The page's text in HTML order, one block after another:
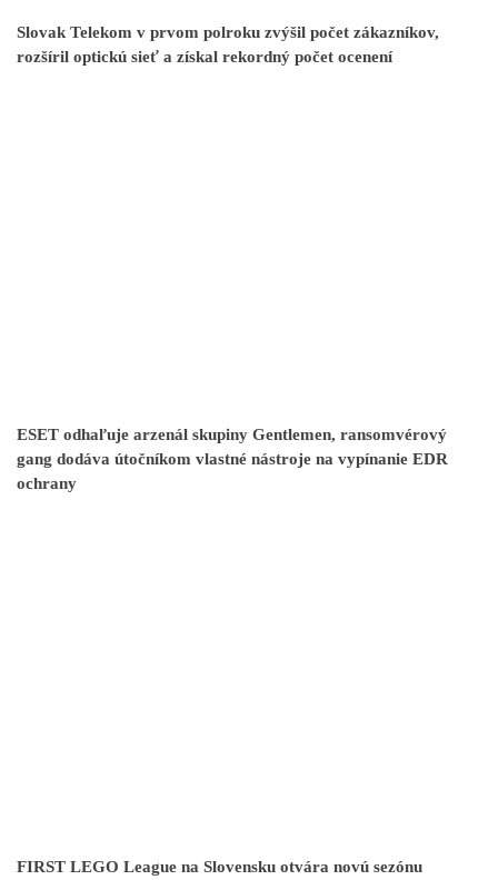
Slovak Telekom v prvom polroku zvýšil počet zákazníkov,
rozšíril optickú sieť a získal rekordný počet ocenení
ESET odhaľuje arzenál skupiny Gentlemen, ransomvérový
gang dodáva útočníkom vlastné nástroje na vypínanie EDR
ochrany
FIRST LEGO League na Slovensku otvára novú sezónu